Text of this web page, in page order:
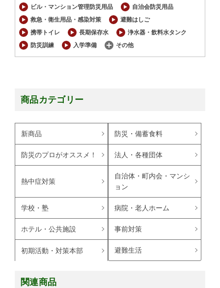
ビル・マンション管理防災用品
自治会防災用品
救急・衛生用品・感染対策
避難はしご
携帯トイレ
長期保存水
浄水器・飲料水タンク
防災訓練
入学準備 その他
商品カテゴリー
新商品 防災・備蓄食料
防災のプロがオススメ！ 法人・各種団体
熱中症対策
自治体・町内会・マンシ
ョン
学校・塾 病院・老人ホーム
ホテル・公共施設 事前対策
初期活動・対策本部 避難生活
関連商品